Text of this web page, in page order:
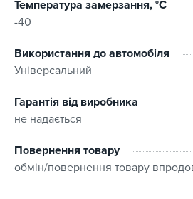
Температура замерзання, °C
-40
Використання до автомобіля
Універсальний
Гарантія від виробника
не надається
Повернення товару
обмін/повернення товару